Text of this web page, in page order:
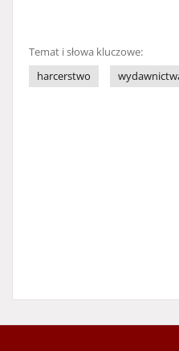
Temat i słowa kluczowe:
harcerstwo